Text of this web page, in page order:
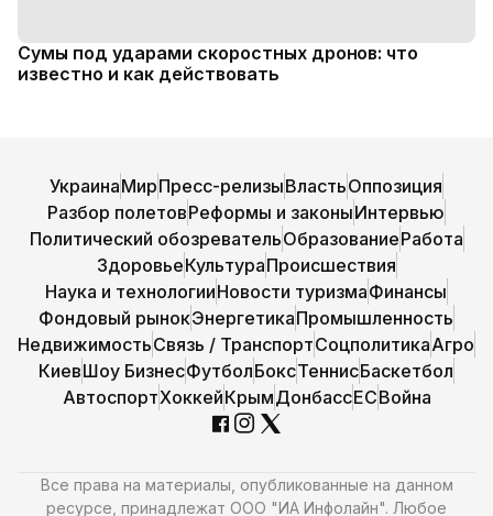
Сумы под ударами скоростных дронов: что
известно и как действовать
УкраинаМирПресс-релизыВластьОппозиция
Разбор полетовРеформы и законыИнтервью
Политический обозревательОбразованиеРабота
ЗдоровьеКультураПроисшествия
Наука и технологииНовости туризмаФинансы
Фондовый рынокЭнергетикаПромышленность
НедвижимостьСвязь / ТранспортСоцполитикаАгро
КиевШоу БизнесФутболБоксТеннисБаскетбол
АвтоспортХоккейКрымДонбассЕСВойна
Все права на материалы, опубликованные на данном
ресурсе, принадлежат ООО "ИА Инфолайн". Любое